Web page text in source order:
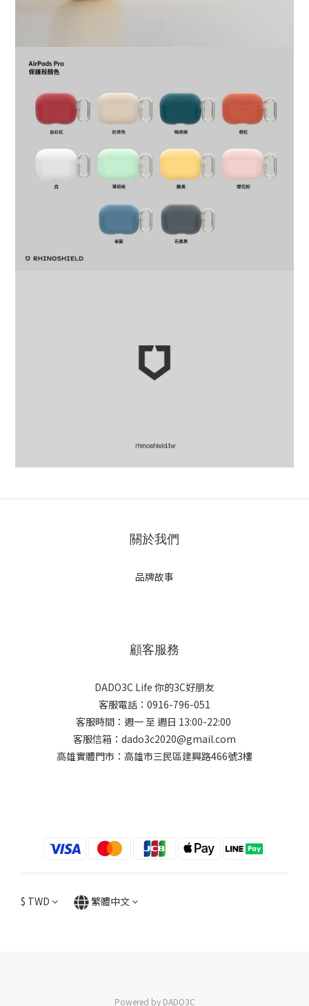
關於我們
品牌故事
顧客服務
DADO3C Life 你的3C好朋友
客服電話：0916-796-051
客服時間：週一 至 週日 13:00-22:00
客服信箱：dado3c2020@gmail.com
高雄實體門市：高雄市三民區建興路466號3樓
$ TWD 繁體中文
Powered by DADO3C